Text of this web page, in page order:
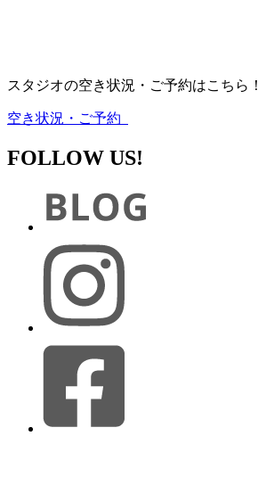
スタジオの空き状況・ご予約はこちら！
空き状況・ご予約
FOLLOW US!